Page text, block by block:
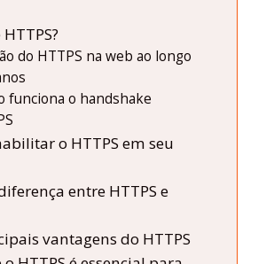
do HTTPS na web ao longo
funciona o handshake
o HTTPS em seu
entre HTTPS e
vantagens do HTTPS